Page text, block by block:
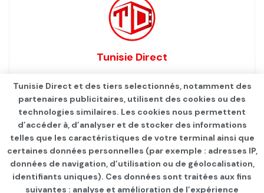
Tunisie Direct
Qui sommes-nous ? Advertise Contact S’identifier
Tunisie Direct et des tiers selectionnés, notamment des
partenaires publicitaires, utilisent des cookies ou des
technologies similaires. Les cookies nous permettent
d’accéder à, d’analyser et de stocker des informations
telles que les caractéristiques de votre terminal ainsi que
certaines données personnelles (par exemple : adresses IP,
données de navigation, d’utilisation ou de géolocalisation,
identifiants uniques). Ces données sont traitées aux fins
suivantes : analyse et amélioration de l’expérience